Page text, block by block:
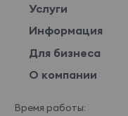
Услуги
Информация
Для бизнеса
О компании
Время работы: